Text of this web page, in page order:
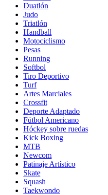
Duatlón
Judo
Triatlón
Handball
Motociclismo
Pesas
Running
Softbol
Tiro Deportivo
Turf
Artes Marciales
Crossfit
Deporte Adaptado
Fútbol Americano
Hóckey sobre ruedas
Kick Boxing
MTB
Newcom
Patinaje Artístico
Skate
Squash
Taekwondo